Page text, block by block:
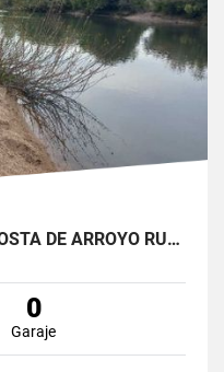
CHACRA CON 350 MTS DE COSTA DE ARROYO RUTA 39
0
Garaje